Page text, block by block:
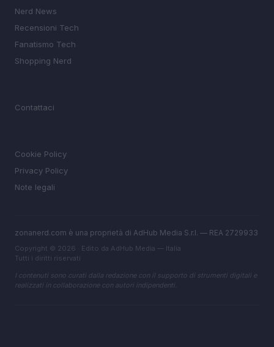
Nerd News
Recensioni Tech
Fanatismo Tech
Shopping Nerd
Contattaci
Cookie Policy
Privacy Policy
Note legali
zonanerd.com è una proprietà di AdHub Media S.r.l. — REA 2729933
Copyright © 2026 · Edito da AdHub Media — Italia
Tutti i diritti riservati
I contenuti sono curati dalla redazione con il supporto di strumenti digitali e
realizzati in collaborazione con autori indipendenti.